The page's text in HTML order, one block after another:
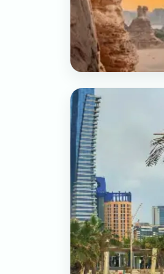
durante il
personalizzati.
Tra i nostri
grandiosità
• Viaggi culturali
• Tour
• Itinerari nello
• Viaggi sul Mar
• Tour dei
• Viaggi di
• Tour privati su
Qualunque sia il
il percorso più